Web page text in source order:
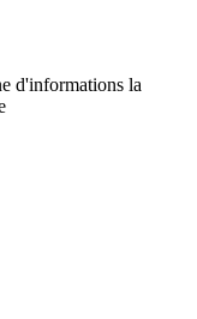
d'informations la